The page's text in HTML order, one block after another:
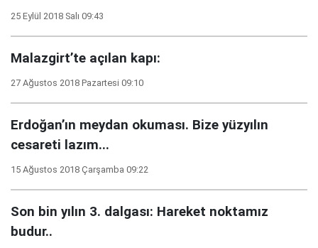
25 Eylül 2018 Salı 09:43
Malazgirt’te açılan kapı:
27 Ağustos 2018 Pazartesi 09:10
Erdoğan’ın meydan okuması. Bize yüzyılın
cesareti lazım...
15 Ağustos 2018 Çarşamba 09:22
Son bin yılın 3. dalgası: Hareket noktamız
budur..